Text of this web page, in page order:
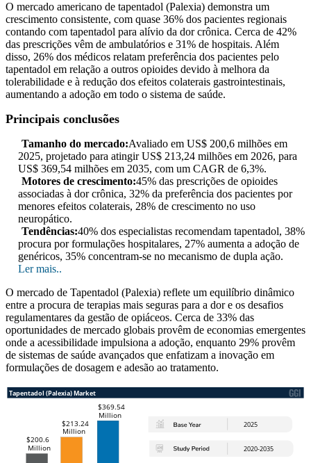
O mercado americano de tapentadol (Palexia) demonstra um
crescimento consistente, com quase 36% dos pacientes regionais
contando com tapentadol para alívio da dor crônica. Cerca de 42%
das prescrições vêm de ambulatórios e 31% de hospitais. Além
disso, 26% dos médicos relatam preferência dos pacientes pelo
tapentadol em relação a outros opioides devido à melhora da
tolerabilidade e à redução dos efeitos colaterais gastrointestinais,
aumentando a adoção em todo o sistema de saúde.
Principais conclusões
Tamanho do mercado:Avaliado em US$ 200,6 milhões em
2025, projetado para atingir US$ 213,24 milhões em 2026, para
US$ 369,54 milhões em 2035, com um CAGR de 6,3%.
Motores de crescimento:45% das prescrições de opioides
associadas à dor crônica, 32% da preferência dos pacientes por
menores efeitos colaterais, 28% de crescimento no uso
neuropático.
Tendências:40% dos especialistas recomendam tapentadol, 38%
procura por formulações hospitalares, 27% aumenta a adoção de
genéricos, 35% concentram-se no mecanismo de dupla ação.
Ler mais..
O mercado de Tapentadol (Palexia) reflete um equilíbrio dinâmico
entre a procura de terapias mais seguras para a dor e os desafios
regulamentares da gestão de opiáceos. Cerca de 33% das
oportunidades de mercado globais provêm de economias emergentes
onde a acessibilidade impulsiona a adoção, enquanto 29% provêm
de sistemas de saúde avançados que enfatizam a inovação em
formulações de dosagem e adesão ao tratamento.